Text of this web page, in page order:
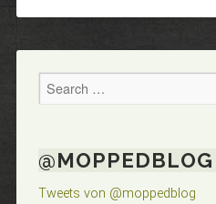
Tweets von @moppedblog